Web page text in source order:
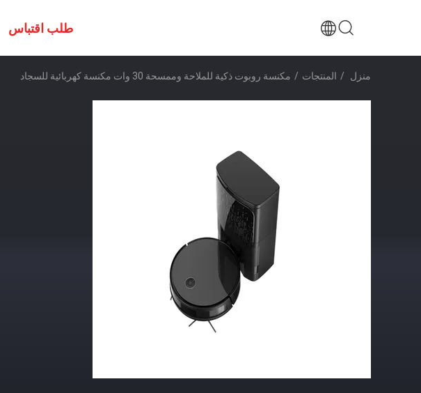
طلب اقتباس
منزل / المنتجات / مكنسة روبوت ذكية للملاحة وممسحة 30 وات مكنسة كهربائية للسجاد